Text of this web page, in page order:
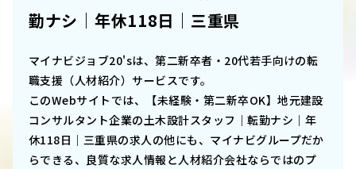
勤ナシ｜年休118日｜三重県
マイナビジョブ20'sは、第二新卒者・20代若手向けの転
職支援（人材紹介）サービスです。
このWebサイトでは、
【未経験・第二新卒OK】地元建設
コンサルタント企業の土木設計スタッフ｜転勤ナシ｜年
休118日｜三重県の求人の他にも、マイナビグループだか
らできる、良質な求人情報と人材紹介会社ならではのプ